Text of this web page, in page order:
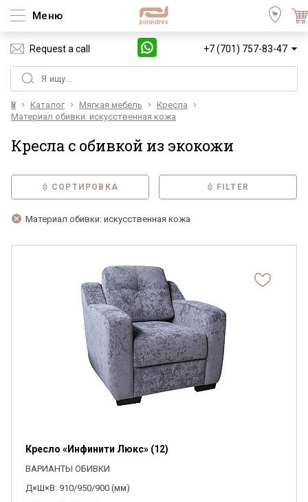
Меню
Request a call +7 (701) 757-83-47
Үй Каталог Мягкая мебель
Кресла
Материал обивки: искусственная кожа
Кресла с обивкой из экокожи
СОРТИРОВКА FILTER
Материал обивки: искусственная кожа
Кресло «Инфинити Люкс» (12)
ВАРИАНТЫ ОБИВКИ
Д×Ш×В: 910/950/900 (мм)